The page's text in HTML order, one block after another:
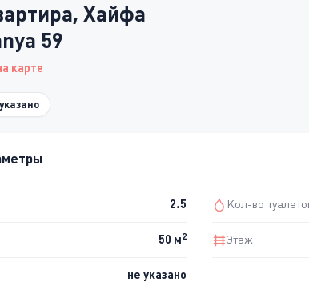
Хайфа
59
карте
2.5 Кол-во
50 м2 Этаж
не указано